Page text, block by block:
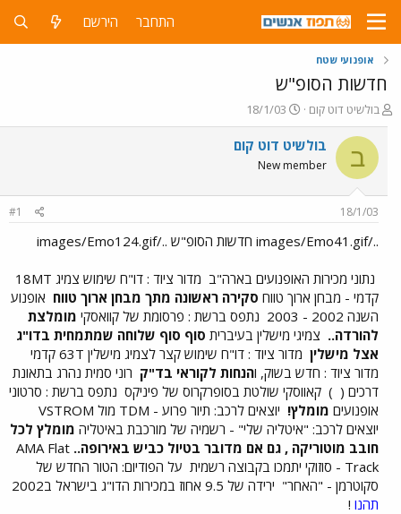
התחבר הירשם
אופנועי שטח
חדשות הסופ"ש
פ
ו
ת
ח
ה
ש
בולשיט דוט קום
פ
ו
ר
ם
ר
18/1/03
ב בולשיט דוט קום
New member
18/1/03
#1
../images/Emo41.gif חדשות הסופ"ש ../images/Emo124.gif
נתוני מכירות האופנועים בארה"ב
מדור ציוד : דו"ח שימוש צמיג 18MT
קדמי - מבחן ארוך טווח סקירה ראשונה מתך מבחן ארוך טווח אופנוע
השנה 2002 - 2003
נתפס ברשת : פרסומת של קוואסקי מומלצת
להורדה.. צמיגי מישלין בעיברית סוף סוף שלוחה שמתמחית בדו"ג
אצל מישלין מדור ציוד : דו"ח שימוש קצר לצמיג מישלין 63T קדמי
מדור ציוד : חדש בשוק, והנחות לקוראי בד"ק רוני סמית נהרג בתאונת
דרכים ( ) קאווסקי שולטת בסופרקרוס של פיניקס נתפס ברשת : סרטוני
אופנועים מומלץ! יוצאים לרכב: תיור פרוע - TDM מול VSTROM
יוצאים לרכב: "איטליה שלי" - רשמיה של מורכבת באיטליה מומלץ לכל
חובב מוטוריקה , גם אם מדובר בטיול כביש באירופה.. AMA Flat
Track - סוזוקי יתמכו בקבוצה רשמית
על הפודיום: הטור החדש של
סקוטרמן - "האחר" ירידה של 9.5 אחוז במכירות הדו"ג בישראל ב2002
תהנו !